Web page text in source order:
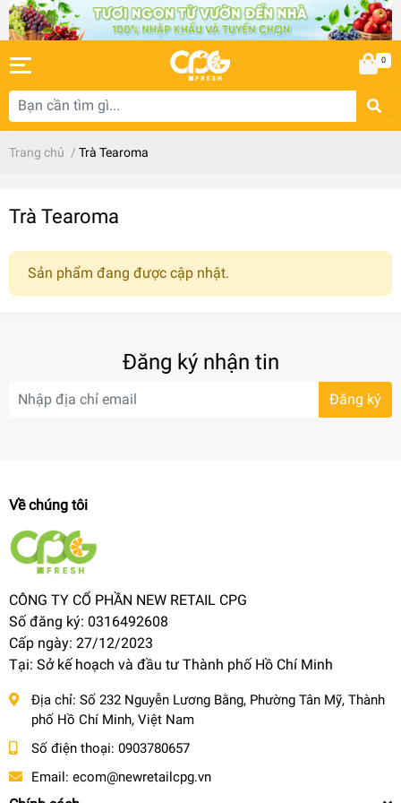
0
Trang chủ / Trà Tearoma
Trà Tearoma
Sản phẩm đang được cập nhật.
Đăng ký nhận tin
Đăng ký
Về chúng tôi
CÔNG TY CỔ PHẦN NEW RETAIL CPG
Số đăng ký: 0316492608
Cấp ngày: 27/12/2023
Tại: Sở kế hoạch và đầu tư Thành phố Hồ Chí Minh
Địa chỉ: Số 232 Nguyễn Lương Bằng, Phường Tân Mỹ, Thành
phố Hồ Chí Minh, Việt Nam
Số điện thoại: 0903780657
Email: ecom@newretailcpg.vn